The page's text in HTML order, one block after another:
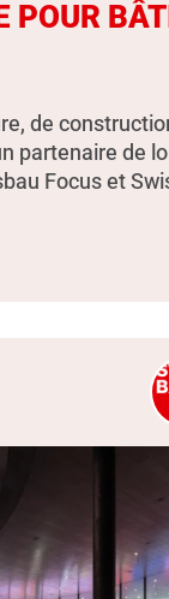
POUR
de
partenaire de
Focus et